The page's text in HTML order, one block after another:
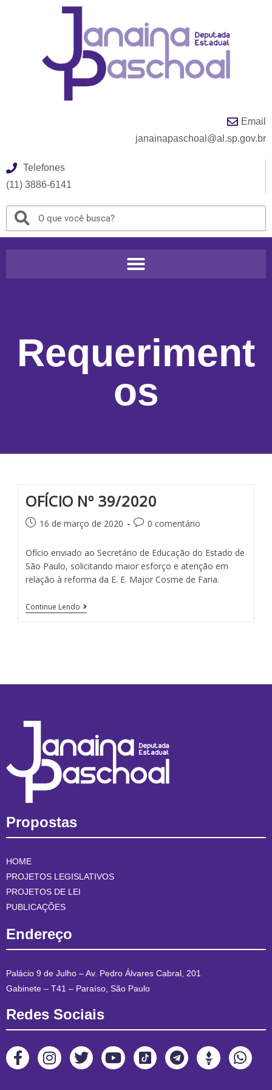
Email
janainapaschoal@al.sp.gov.br
Telefones
(11) 3886-6141
Requeriment
os
OFÍCIO Nº 39/2020
16 de março de 2020 0 comentário
Ofício enviado ao Secretário de Educação do Estado de
São Paulo, solicitando maior esforço e atenção em
relação à reforma da E. E. Major Cosme de Faria.
Continue Lendo
Propostas
HOME
PROJETOS LEGISLATIVOS
PROJETOS DE LEI
PUBLICAÇÕES
Endereço
Palácio 9 de Julho – Av. Pedro Álvares Cabral, 201
Gabinete – T41 – Paraíso, São Paulo
Redes Sociais